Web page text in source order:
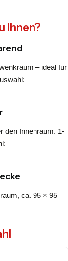
Ihnen?
– ideal für
den Innenraum. 1-
ca. 95 × 95